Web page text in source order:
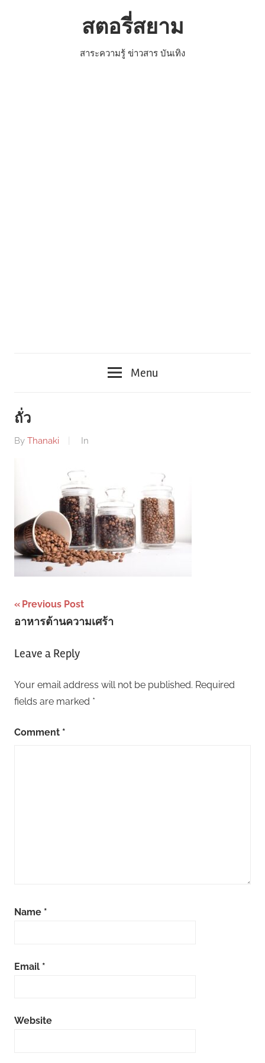
สตอรี่สยาม
สาระความรู้ ข่าวสาร บันเทิง
Menu
ถั่ว
By Thanaki In
Post
navigation
Previous Post
อาหารต้านความเศร้า
Leave a Reply
Your email address will not be published. Required
fields are marked *
Comment *
Name *
Email *
Website